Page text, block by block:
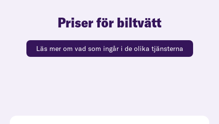
Priser för biltvätt
Läs mer om vad som ingår i de olika tjänsterna